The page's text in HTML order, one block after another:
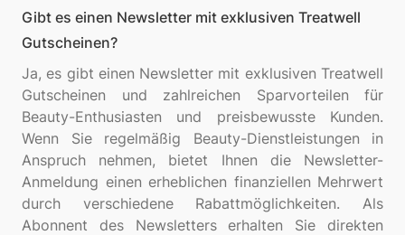
Gibt es einen Newsletter mit exklusiven Treatwell
Gutscheinen?
Ja, es gibt einen Newsletter mit exklusiven Treatwell
Gutscheinen und zahlreichen Sparvorteilen für
Beauty-Enthusiasten und preisbewusste Kunden.
Wenn Sie regelmäßig Beauty-Dienstleistungen in
Anspruch nehmen, bietet Ihnen die Newsletter-
Anmeldung einen erheblichen finanziellen Mehrwert
durch verschiedene Rabattmöglichkeiten. Als
Abonnent des Newsletters erhalten Sie direkten